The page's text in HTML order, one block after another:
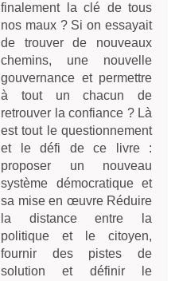
finalement la clé de tous
nos maux ? Si on essayait
de trouver de nouveaux
chemins, une nouvelle
gouvernance et permettre
à tout un chacun de
retrouver la confiance ? Là
est tout le questionnement
et le défi de ce livre :
proposer un nouveau
système démocratique et
sa mise en œuvre Réduire
la distance entre la
politique et le citoyen,
fournir des pistes de
solution et définir le